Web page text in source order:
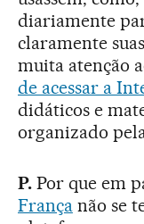
diariamente
claramente
muita atenção
de acessar a
didáticos e
organizado
P. Por que em
Françanão se